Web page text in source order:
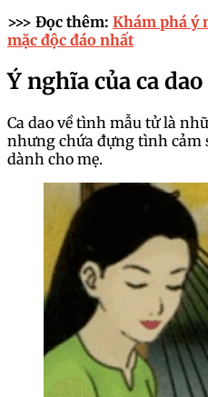
>>> Đọc thêm: Khám phá ý
mặc độc đáo nhất
Ý nghĩa của ca
Ca dao về tình mẫu tử là
nhưng chứa đựng tình cảm
dành cho mẹ.